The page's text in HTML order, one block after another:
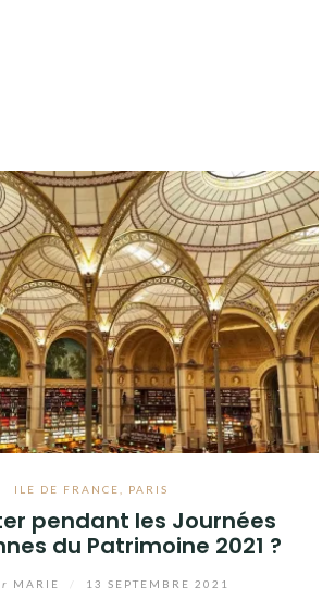
ILE DE FRANCE PARIS
pendant les Journées
du Patrimoine 2021 ?
MARIE 13 SEPTEMBRE 2021